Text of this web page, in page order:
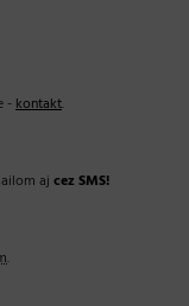
-kontakt.
aj cez SMS!
.